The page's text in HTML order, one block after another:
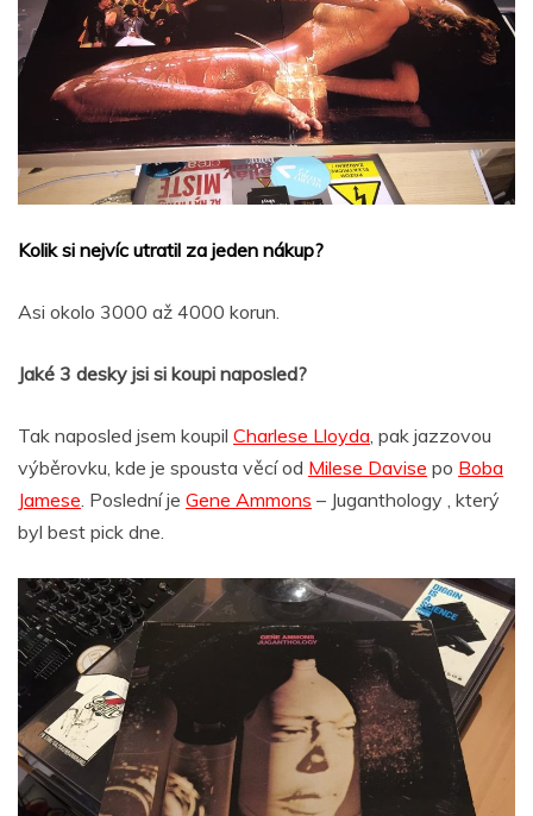
Kolik si nejvíc utratil za jeden nákup?
Asi okolo 3000 až 4000 korun.
Jaké 3 desky jsi si koupi naposled?
Tak naposled jsem koupil Charlese Lloyda , pak jazzovou
výběrovku, kde je spousta věcí od Milese Davise po Boba
Jamese . Poslední je Gene Ammons – Juganthology , který
byl best pick dne.